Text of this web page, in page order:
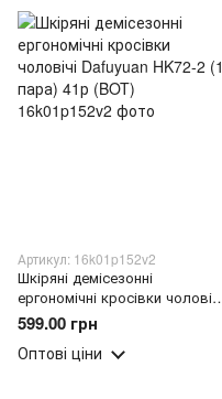
Артикул: 16k01p152v2
Шкіряні демісезонні
ергономічні кросівки чоловічі
Dafuyuan HK72-2 (1 пара) 41р
(BOT)
599.00 грн
Оптові ціни